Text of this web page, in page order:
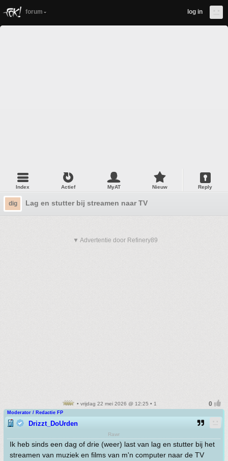
forum log in
Index Actief MyAT Nieuw Reply
dig Lag en stutter bij streamen naar TV
▼ Advertentie door Refinery89
• vrijdag 22 mei 2026 @ 12:25 • 1
Moderator / Redactie FP
Drizzt_DoUrden
Rawr
Ik heb sinds een dag of drie (weer) last van lag en stutter bij het
streamen van muziek en films van m'n computer naar de TV